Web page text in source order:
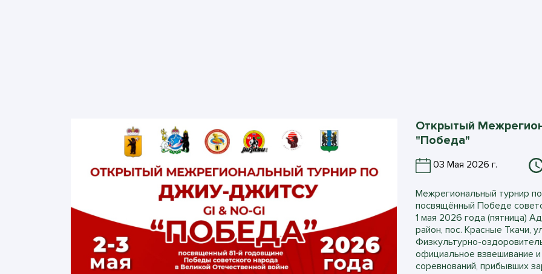
Открытый
"Победа"
03 Мая 2026 г.
Межрегиональный турнир
посвящённый Победе
1 мая 2026 года (пятница)
район, пос. Красные Ткачи,
Физкультурно-
официальное взвешивание и
соревнований, прибывших